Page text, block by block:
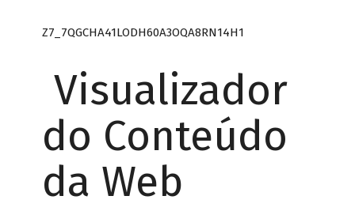
Z7_7QGCHA41LODH60A3OQA8RN14H1
Visualizador
do Conteúdo
da Web